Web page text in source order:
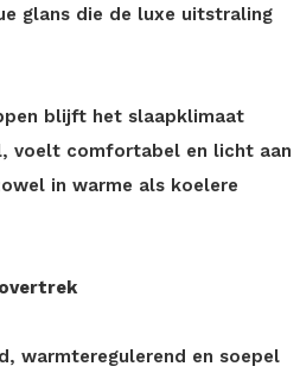
glans die de luxe uitstraling
blijft het slaapklimaat
voelt comfortabel en licht aan
in warme als koelere
warmteregulerend en soepel